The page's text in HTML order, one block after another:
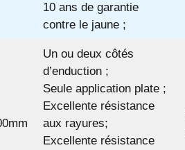
10 ans de garantie
contre le jaune ;
Un ou deux côtés
d’enduction ;
Seule application plate ;
Excellente résistance
aux rayures;
Excellente résistance